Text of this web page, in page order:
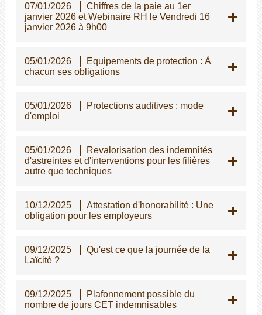
07/01/2026
Chiffres de la paie au 1er
janvier 2026 et Webinaire RH le Vendredi 16
janvier 2026 à 9h00
05/01/2026
Equipements de protection : À
chacun ses obligations
05/01/2026
Protections auditives : mode
d'emploi
05/01/2026
Revalorisation des indemnités
d'astreintes et d'interventions pour les filières
autre que techniques
10/12/2025
Attestation d'honorabilité : Une
obligation pour les employeurs
09/12/2025
Qu'est ce que la journée de la
Laïcité ?
09/12/2025
Plafonnement possible du
nombre de jours CET indemnisables